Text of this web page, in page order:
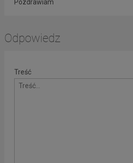
Pozdrawiam
Odpowiedz
Treść